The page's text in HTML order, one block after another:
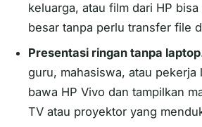
keluarga, atau film dari HP
besar tanpa perlu transfer file
Presentasi ringan tanpa
guru, mahasiswa, atau pekerja
bawa HP Vivo dan tampilkan
TV atau proyektor yang